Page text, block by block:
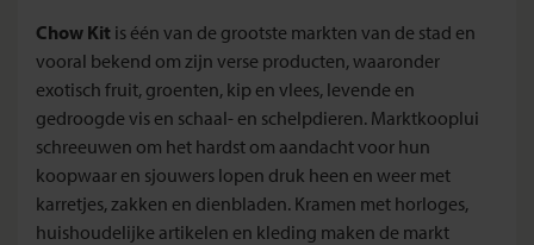
Chow Kit is één van de grootste markten van de stad en
vooral bekend om zijn verse producten, waaronder
exotisch fruit, groenten, kip en vlees, levende en
gedroogde vis en schaal- en schelpdieren. Marktkooplui
schreeuwen om het hardst om aandacht voor hun
koopwaar en sjouwers lopen druk heen en weer met
karretjes, zakken en dienbladen. Kramen met horloges,
huishoudelijke artikelen en kleding maken de markt